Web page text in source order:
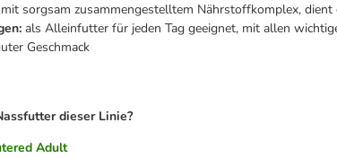
mit sorgsam zusammengestelltem Nährstoffkomplex,
als Alleinfutter für jeden Tag geeignet, mit allen
Geschmack
dieser Linie?
Adult